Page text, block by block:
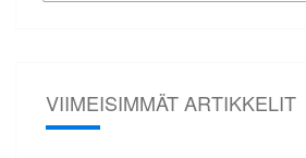
VIIMEISIMMÄT ARTIKKELIT